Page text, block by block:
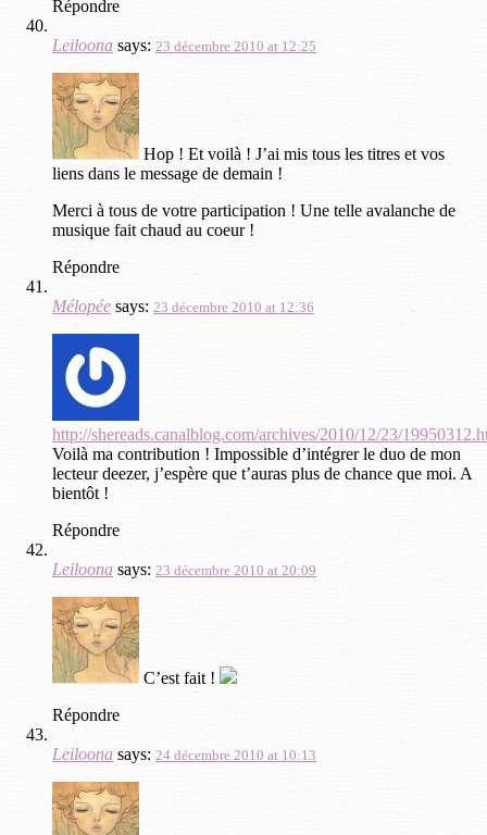
Répondre
Leiloona says: 23 décembre 2010 at 12:25
Hop ! Et voilà ! J’ai mis tous les titres et vos
liens dans le message de demain !
Merci à tous de votre participation ! Une telle avalanche de
musique fait chaud au coeur !
Répondre
Mélopée says: 23 décembre 2010 at 12:36
http://shereads.canalblog.com/archives/2010/12/23/
Voilà ma contribution ! Impossible d’intégrer le duo de mon
lecteur deezer, j’espère que t’auras plus de chance que moi. A
bientôt !
Répondre
Leiloona says: 23 décembre 2010 at 20:09
C’est fait !
Répondre
Leiloona says: 24 décembre 2010 at 10:13